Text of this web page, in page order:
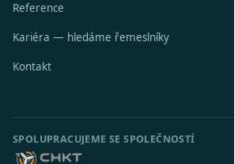
Reference
Kariéra — hledáme řemeslníky
Kontakt
SPOLUPRACUJEME SE SPOLEČNOSTÍ